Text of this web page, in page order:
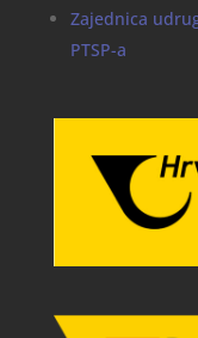
Zajednica
PTSP-a